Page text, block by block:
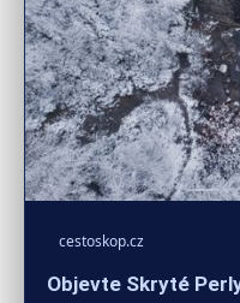
cestoskop.cz
Objevte Skryté